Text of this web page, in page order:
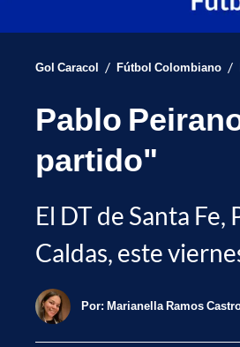
Gol Caracol / Fútbol Colombiano /
Pablo
partido"
El DT de Santa
Caldas, este
Por: Marianella Ramos